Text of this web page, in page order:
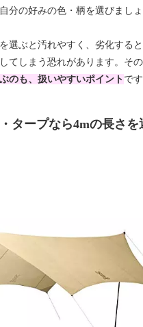
分の好みの色・柄を選びましょ
選ぶと汚れやすく、劣化する
てしまう恐れがあります。その
のも、扱いやすいポイント です
タープなら4mの長さを